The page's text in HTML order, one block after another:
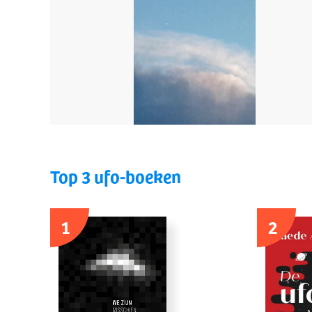
Top 3 ufo-boeken
1
2